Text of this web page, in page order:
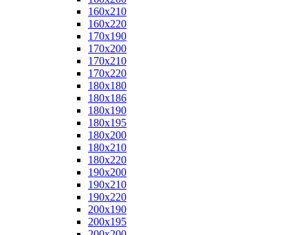
160x210
160x220
170x190
170x200
170x210
170x220
180x180
180x186
180x190
180x195
180x200
180x210
180x220
190x200
190x210
190x220
200x190
200x195